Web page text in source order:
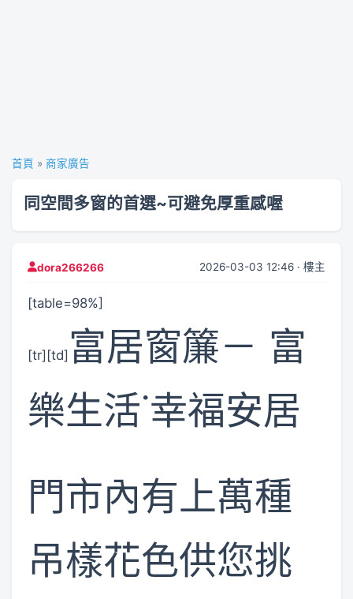
首頁 » 商家廣告
同空間多窗的首選~可避免厚重感喔
dora266266 2026-03-03 12:46 · 樓主
[table=98%]
[tr][td] 富居窗簾－ 富
樂生活˙幸福安居
門市內有上萬種
吊樣花色供您挑